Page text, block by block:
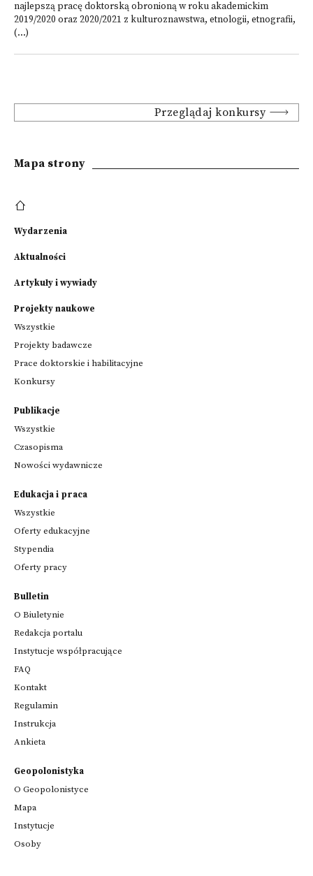
najlepszą pracę doktorską obronioną w roku akademickim
2019/2020 oraz 2020/2021 z kulturoznawstwa, etnologii, etnografii,
(...)
Przeglądaj konkursy
Mapa strony
Wydarzenia
Aktualności
Artykuły i wywiady
Projekty naukowe
Wszystkie
Projekty badawcze
Prace doktorskie i habilitacyjne
Konkursy
Publikacje
Wszystkie
Czasopisma
Nowości wydawnicze
Edukacja i praca
Wszystkie
Oferty edukacyjne
Stypendia
Oferty pracy
Bulletin
O Biuletynie
Redakcja portalu
Instytucje współpracujące
FAQ
Kontakt
Regulamin
Instrukcja
Ankieta
Geopolonistyka
O Geopolonistyce
Mapa
Instytucje
Osoby